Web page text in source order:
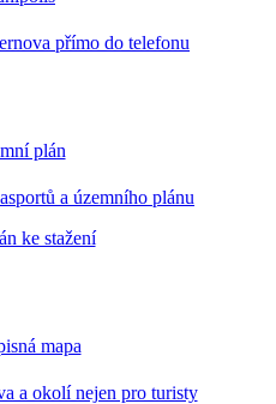
přímo do telefonu
a územního plánu
ke stažení
a okolí nejen pro turisty